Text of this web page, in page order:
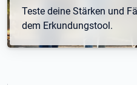
Teste deine Stärken und
dem Erkundungstool.